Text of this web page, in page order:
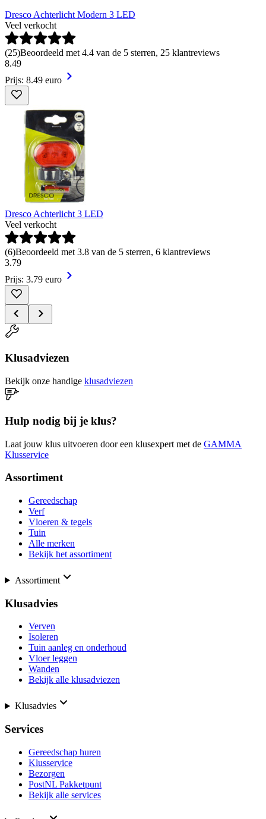
Dresco Achterlicht Modern 3 LED
Veel verkocht
(25)Beoordeeld met 4.4 van de 5 sterren, 25 klantreviews
8.49
Prijs: 8.49 euro
Dresco Achterlicht 3 LED
Veel verkocht
(6)Beoordeeld met 3.8 van de 5 sterren, 6 klantreviews
3.79
Prijs: 3.79 euro
Klusadviezen
Bekijk onze handige klusadviezen
Hulp nodig bij je klus?
Laat jouw klus uitvoeren door een klusexpert met de GAMMA
Klusservice
Assortiment
Gereedschap
Verf
Vloeren & tegels
Tuin
Alle merken
Bekijk het assortiment
Assortiment
Klusadvies
Verven
Isoleren
Tuin aanleg en onderhoud
Vloer leggen
Wanden
Bekijk alle klusadviezen
Klusadvies
Services
Gereedschap huren
Klusservice
Bezorgen
PostNL Pakketpunt
Bekijk alle services